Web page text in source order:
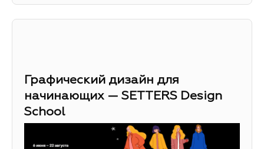
Графический дизайн для
начинающих — SETTERS Design
School